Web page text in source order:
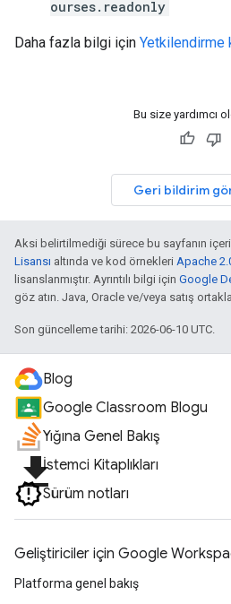
ourses.readonly
Daha fazla bilgi için Yetkilendirme
Bu size yardımcı
Geri bildirim
Aksi belirtilmediği sürece bu sayfanın
Lisansı altında ve kod örnekleri Apache
lisanslanmıştır. Ayrıntılı bilgi için Google
göz atın. Java, Oracle ve/veya satış
Son güncelleme tarihi: 2026-06-10 UTC.
Blog
Google Classroom Blogu
Yığına Genel Bakış
file_downloadİstemci Kitaplıkları
Sürüm notları
Geliştiriciler için Google
Platforma genel bakış